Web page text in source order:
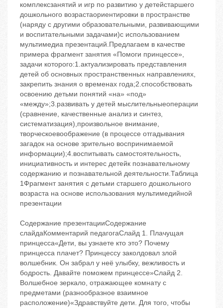
комплексзанятий и игр по развитию у детейстаршего
дошкольного возрастаориентировки в пространстве
(наряду с другими образовательными, развивающими
и воспитательными задачами)с использованием
мультимедиа презентаций.Предлагаем в качестве
примера фрагмент занятия «Помоги принцессе»,
задачи которого:1.актуализировать представления
детей об основных пространственных направлениях,
закрепить знания о временах года;2.способствовать
освоению детьми понятий «на» «под»
«между»;3.развивать у детей мыслительныеоперации
(сравнение, качественные анализ и синтез,
систематизация),произвольное внимание,
творческоевоображение (в процессе отгадывания
загадок на основе зрительно воспринимаемой
информации);4.воспитывать самостоятельность,
инициативность и интерес детейк познавательному
содержанию и познавательной деятельности.Таблица
1Фрагмент занятия с детьми старшего дошкольного
возраста на основе использования мультимедийной
презентации
Содержание презентацииСодержание
слайдаКомментарий педагогаСлайд 1. Плачущая
принцесса«Дети, вы узнаете кто это? Почему
принцесса плачет? Принцессу заколдовал злой
волшебник. Он забрал у неё улыбку, вежливость и
бодрость. Давайте поможем принцессе»Слайд 2.
Волшебное зеркало, отражающее комнату с
предметами (разнообразное взаимное
расположение)«Здравствуйте дети. Для того, чтобы